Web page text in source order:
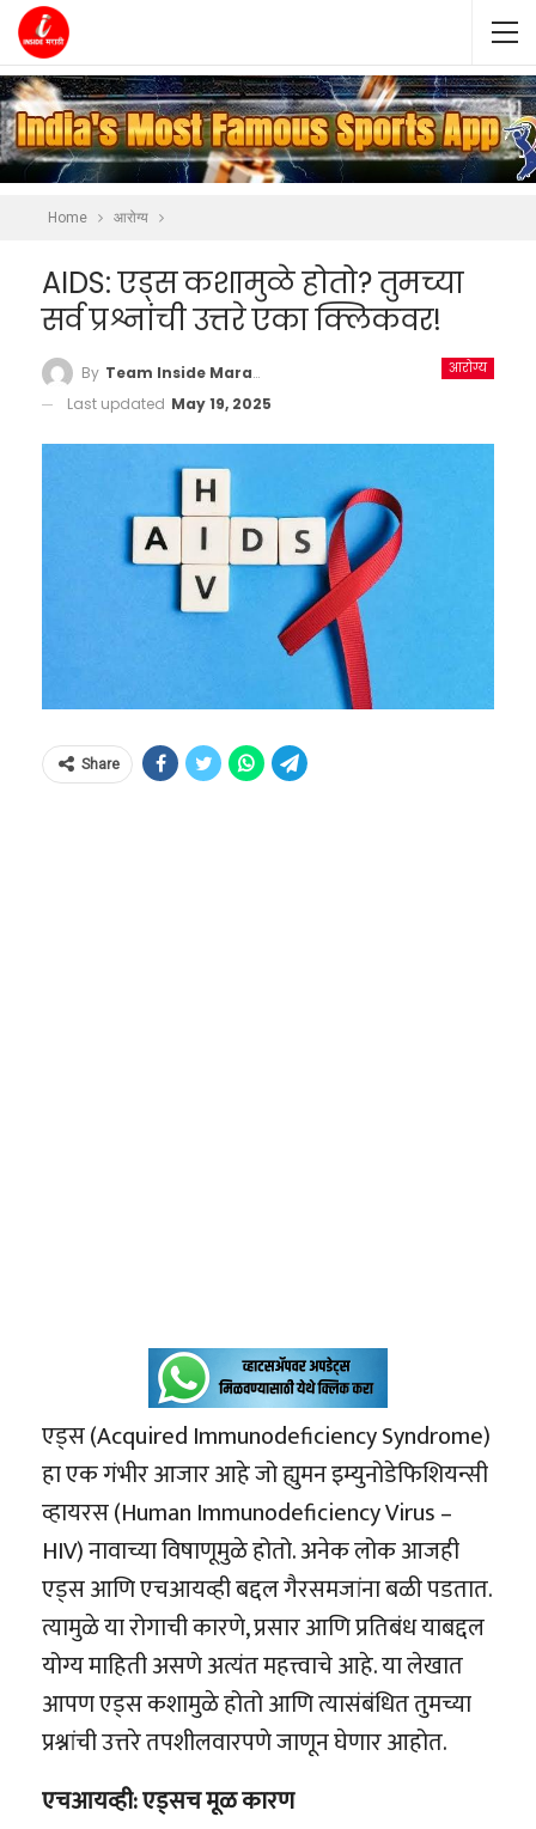
Home आरोग्य
AIDS: एड्स कशामुळे होतो? तुमच्या
सर्व प्रश्नांची उत्तरे एका क्लिकवर!
आरोग्य
By Team Inside Marathi
Last updated May 19, 2025
Share
एड्स (Acquired Immunodeficiency Syndrome)
हा एक गंभीर आजार आहे जो ह्युमन इम्युनोडेफिशियन्सी
व्हायरस (Human Immunodeficiency Virus –
HIV) नावाच्या विषाणूमुळे होतो. अनेक लोक आजही
एड्स आणि एचआयव्ही बद्दल गैरसमजांना बळी पडतात.
त्यामुळे या रोगाची कारणे, प्रसार आणि प्रतिबंध याबद्दल
योग्य माहिती असणे अत्यंत महत्त्वाचे आहे. या लेखात
आपण एड्स कशामुळे होतो आणि त्यासंबंधित तुमच्या
प्रश्नांची उत्तरे तपशीलवारपणे जाणून घेणार आहोत.
एचआयव्ही: एड्सच मूळ कारण